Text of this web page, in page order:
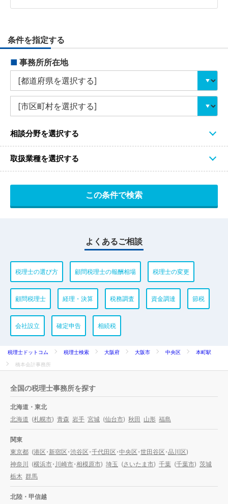
条件を指定する
■ 事務所所在地
相談分野を選択する
取扱業種を選択する
よくあるご相談
税理士の選び方 顧問税理士の報酬相場 税理士の変更
顧問税理士 経理・決算 税務調査 資金調達 節税
会社設立 確定申告 相続税
税理士ドットコム 税理士検索 大阪府 大阪市 中央区
本町駅
橋本会計事務所
全国の税理士事務所を探す
北海道・東北
北海道 (札幌市) 青森 岩手 宮城 (仙台市) 秋田 山形 福島
関東
東京都 (港区・新宿区・渋谷区・千代田区・中央区・世田谷区・品川区)
神奈川 (横浜市・川崎市・相模原市) 埼玉 (さいたま市) 千葉 (千葉市) 茨城
栃木 群馬
北陸・甲信越